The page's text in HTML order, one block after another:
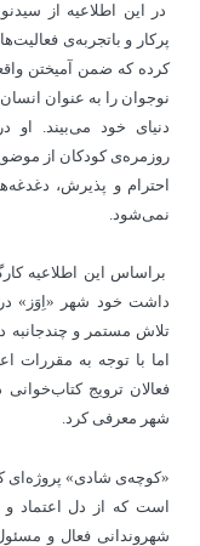
در این اطلاعیه از
پرکار و باتجربه‌ی
کرده که ضمن آمیختن
نوجوان را به عنوان
دنیای خود می‌بیند.
روزمره‌ی کودکان از
احترام و پذیرش،
نمی‌شود.
براساس این اطلاعیه
داشت خود شهر «اِوَز»
تلاش مستمر و چندجانبه
اما با توجه به مقررات
فعالان ترویج
شهر معرفی کرد.
«کوچه‌ی شادی» پروژه‌ا‌ی
است که از دل اعتماد و
شهروندانی فعال و